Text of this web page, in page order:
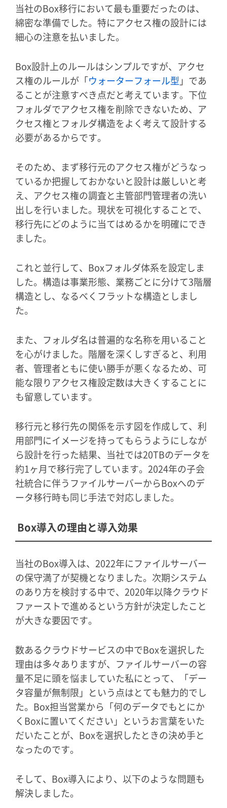
当社のBox移行において最も重要だったのは、
綿密な準備でした。特にアクセス権の設計には
細心の注意を払いました。
Box設計上のルールはシンプルですが、アクセ
ス権のルールが「 ウォーターフォール型 」であ
ることが注意すべき点だと考えています。下位
フォルダでアクセス権を削除できないため、ア
クセス権とフォルダ構造をよく考えて設計する
必要があるからです。
そのため、まず移行元のアクセス権がどうなっ
ているか把握しておかないと設計は厳しいと考
え、アクセス権の調査と主管部門管理者の洗い
出しを行いました。現状を可視化することで、
移行先にどのように当てはめるかを明確にでき
ました。
これと並行して、Boxフォルダ体系を設定しま
した。構造は事業形態、業務ごとに分けて3階層
構造とし、なるべくフラットな構造としまし
た。
また、フォルダ名は普遍的な名称を用いること
を心がけました。階層を深くしすぎると、利用
者、管理者ともに使い勝手が悪くなるため、可
能な限りアクセス権設定数は大きくすることに
も留意しています。
移行元と移行先の関係を示す図を作成して、利
用部門にイメージを持ってもらうようにしなが
ら設計を行った結果、当社では20TBのデータを
約1ヶ月で移行完了しています。2024年の子会
社統合に伴うファイルサーバーからBoxへのデ
ータ移行時も同じ手法で対応しました。
Box導入の理由と導入効果
当社のBox導入は、2022年にファイルサーバー
の保守満了が契機となりました。次期システム
のあり方を検討する中で、2020年以降クラウド
ファーストで進めるという方針が決定したこと
が大きな要因です。
数あるクラウドサービスの中でBoxを選択した
理由は多々ありますが、ファイルサーバーの容
量不足に頭を悩ましていた私にとって、「デー
タ容量が無制限」という点はとても魅力的でし
た。Box担当営業から「何のデータでもとにか
くBoxに置いてください」というお言葉をいた
だいたことが、Boxを選択したときの決め手と
なったのです。
そして、Box導入により、以下のような問題も
解決しました。